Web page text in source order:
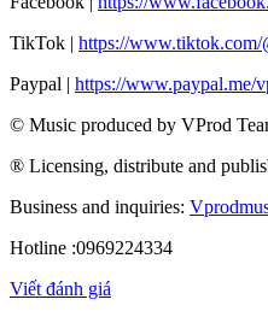
TikTok | https://www.tiktok.com/
Paypal | https://www.paypal.me/
© Music produced by VProd
® Licensing, distribute and
Business and inquiries:
Hotline :0969224334
Viết đánh giá